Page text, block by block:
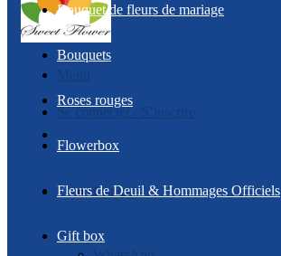
Menu
Se connecter / S’inscrire
Contact
Bouquet de fleurs de mariage
Bouquets
Roses rouges
Flowerbox
Fleurs de Deuil & Hommages Officiels
Gift box